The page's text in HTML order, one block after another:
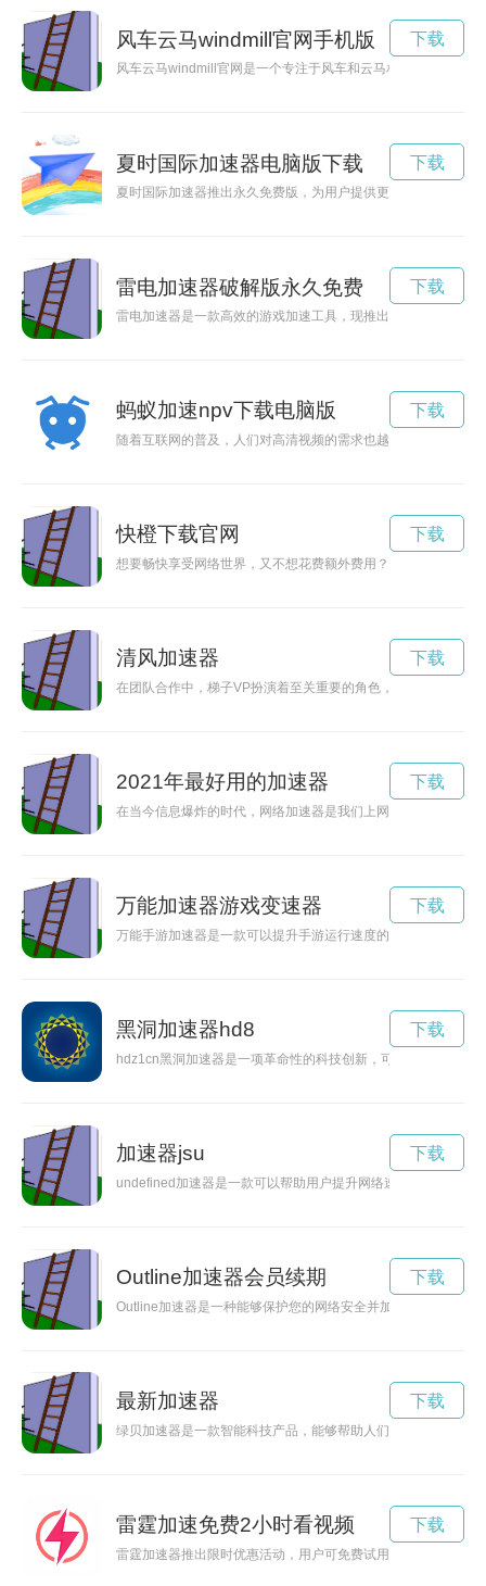
风车云马windmill官网手机版
风车云马windmill官网是一个专注于风车和云马相关产品的在
下载
夏时国际加速器电脑版下载
夏时国际加速器推出永久免费版，为用户提供更加稳定、快速
下载
雷电加速器破解版永久免费
雷电加速器是一款高效的游戏加速工具，现推出永久免费版，
下载
蚂蚁加速npv下载电脑版
随着互联网的普及，人们对高清视频的需求也越来越大。蚂蚁
下载
快橙下载官网
想要畅快享受网络世界，又不想花费额外费用？那就赶紧下载
下载
清风加速器
在团队合作中，梯子VP扮演着至关重要的角色，他们是团队中
下载
2021年最好用的加速器
在当今信息爆炸的时代，网络加速器是我们上网冲浪必不可少
下载
万能加速器游戏变速器
万能手游加速器是一款可以提升手游运行速度的神奇工具，让
下载
黑洞加速器hd8
hdz1cn黑洞加速器是一项革命性的科技创新，可以加速黑洞的
下载
加速器jsu
undefined加速器是一款可以帮助用户提升网络速度的工具，通
下载
Outline加速器会员续期
Outline加速器是一种能够保护您的网络安全并加快访问速度的
下载
最新加速器
绿贝加速器是一款智能科技产品，能够帮助人们提高生活效率，
下载
雷霆加速免费2小时看视频
雷霆加速器推出限时优惠活动，用户可免费试用2小时，加速网
下载